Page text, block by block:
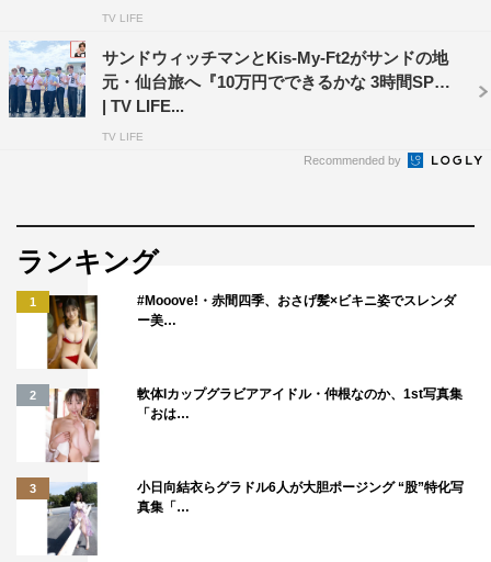
TV LIFE
サンドウィッチマンとKis-My-Ft2がサンドの地
元・仙台旅へ『10万円でできるかな 3時間SP』
| TV LIFE...
TV LIFE
Recommended by
ランキング
1
#Mooove!・赤間四季、おさげ髪×ビキニ姿でスレンダ
ー美…
2
軟体Iカップグラビアアイドル・仲根なのか、1st写真集
「おは…
3
小日向結衣らグラドル6人が大胆ポージング “股”特化写
真集「…